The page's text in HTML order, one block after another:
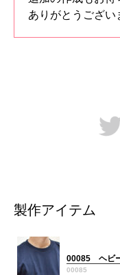
ありがとうござい
製作アイテム
00085 ヘビ
00085